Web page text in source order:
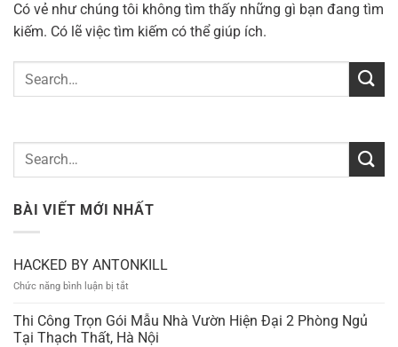
Có vẻ như chúng tôi không tìm thấy những gì bạn đang tìm
kiếm. Có lẽ việc tìm kiếm có thể giúp ích.
BÀI VIẾT MỚI NHẤT
HACKED BY ANTONKILL
Chức năng bình luận bị tắt
BY
ANTONKILL
Thi Công Trọn Gói Mẫu Nhà Vườn Hiện Đại 2 Phòng Ngủ
Tại Thạch Thất, Hà Nội